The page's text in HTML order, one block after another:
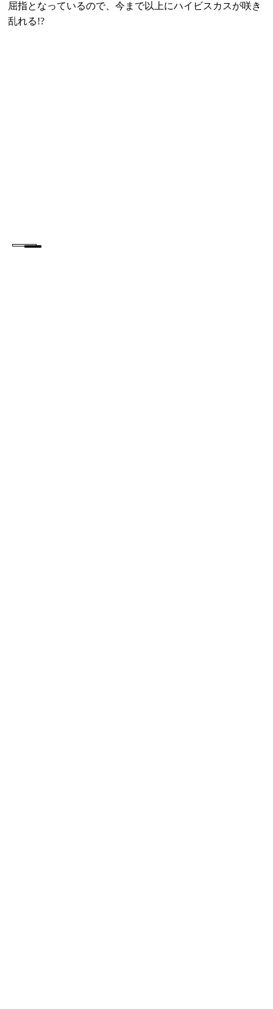
屈指となっているので、今まで以上にハイビスカスが咲き
乱れる!?